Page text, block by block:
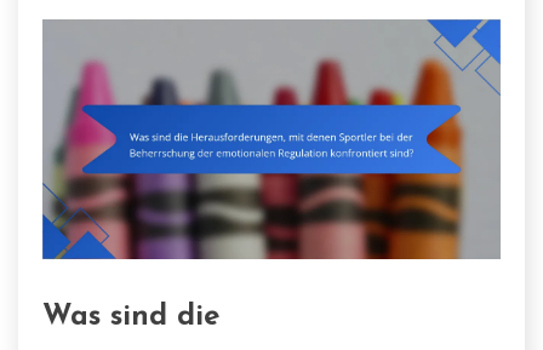
Was sind die